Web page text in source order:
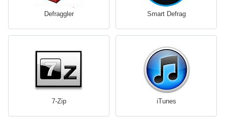
Defraggler Smart Defrag
7-Zip iTunes